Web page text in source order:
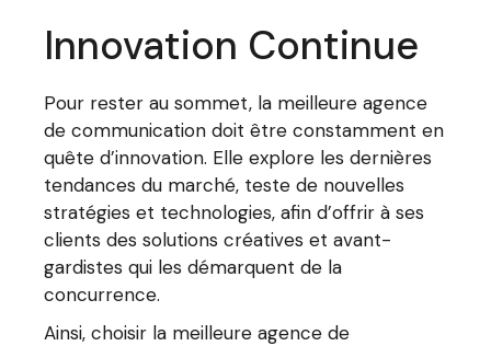
Innovation Continue
Pour rester au sommet, la meilleure agence
de communication doit être constamment en
quête d’innovation. Elle explore les dernières
tendances du marché, teste de nouvelles
stratégies et technologies, afin d’offrir à ses
clients des solutions créatives et avant-
gardistes qui les démarquent de la
concurrence.
Ainsi, choisir la meilleure agence de